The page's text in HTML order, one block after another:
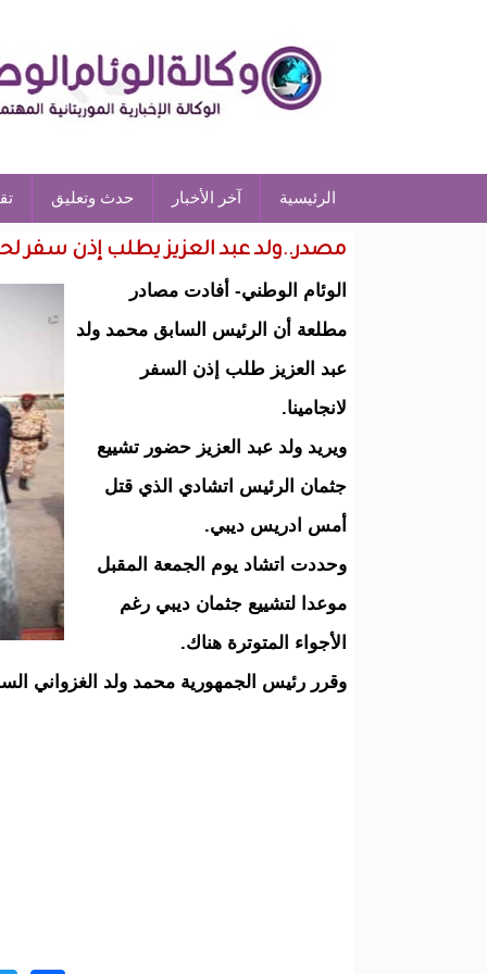
الرئيسية آخر الأخبار حدث وتعليق
مصدر..ولد عبد العزيز يطلب إذن سفر
الوئام الوطني- أفادت مصادر
مطلعة أن الرئيس السابق محمد ولد
عبد العزيز طلب إذن السفر
لانجامينا.
ويريد ولد عبد العزيز حضور تشييع
جثمان الرئيس اتشادي الذي قتل
أمس ادريس ديبي.
وحددت اتشاد يوم الجمعة المقبل
موعدا لتشييع جثمان ديبي رغم
الأجواء المتوترة هناك.
وقرر رئيس الجمهورية محمد ولد الغزواني